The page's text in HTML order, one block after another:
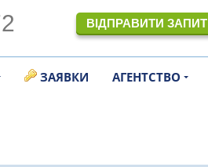
ВІДПРАВИТИ ЗАПИТ
ЗАЯВКИ АГЕНТСТВО